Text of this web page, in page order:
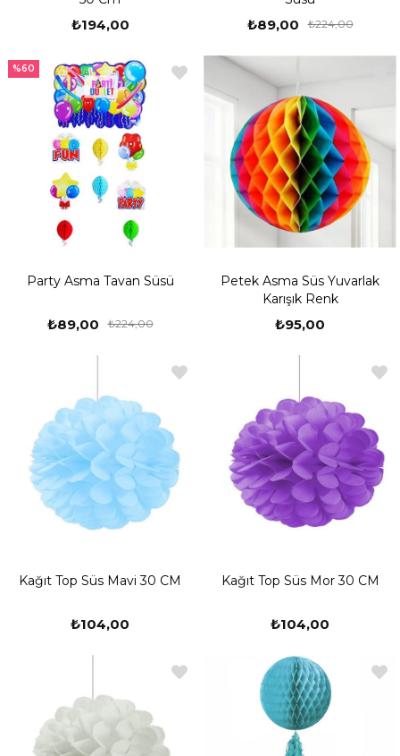
₺194,00 ₺89,00 ₺224,00
Party Asma Tavan Süsü
₺89,00 ₺224,00
%60
Petek Asma Süs Yuvarlak
Karışık Renk
₺95,00
Kağıt Top Süs Mavi 30 CM
₺104,00
Kağıt Top Süs Mor 30 CM
₺104,00